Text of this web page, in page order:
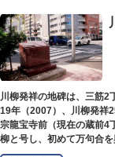
川柳発祥の地碑は、三筋2
19年（2007）、川柳発祥
宗龍宝寺前（現在の蔵前4
柳と号し、初めて万句合を